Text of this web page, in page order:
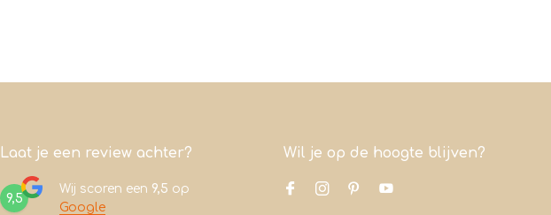
Laat je een review achter?
9,5
Wij scoren een 9,5 op
Google
Wil je op de hoogte blijven?